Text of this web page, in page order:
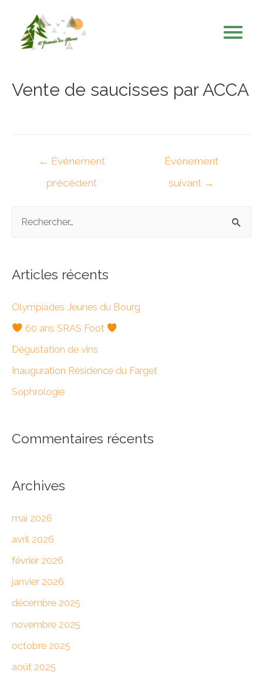
Vente de saucisses par ACCA
Navigation
← Événement
précédent
Événement
suivant →
h
r
c
h
e
Articles récents
Olympiades Jeunes du Bourg
60 ans SRAS Foot
Dégustation de vins
Inauguration Résidence du Farget
Sophrologie
Commentaires récents
Archives
mai 2026
avril 2026
février 2026
janvier 2026
décembre 2025
novembre 2025
octobre 2025
août 2025